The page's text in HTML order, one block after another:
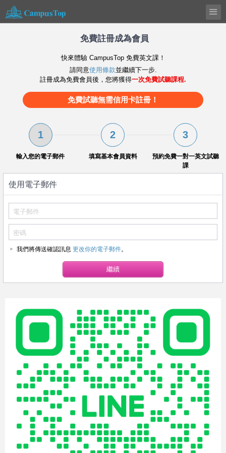
免費註冊成為會員
快來體驗 CampusTop 免費英文課！
請同意使用條款並繼續下一步.
註冊成為免費會員後，您將獲得一次免費試聽課程.
免費試聽無需信用卡註冊！
1
輸入您的電子郵件
2
填寫基本會員資料
3
預約免費一對一英文試聽
課
使用電子郵件
我們將傳送確認訊息 更改你的電子郵件。